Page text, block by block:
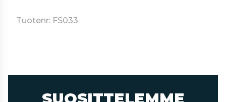
Tuotenr: FS033